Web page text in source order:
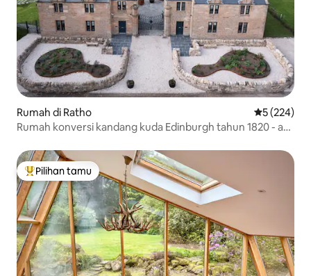
Rumah di Ratho Nilai rata-
5 (224)
Rumah konversi kandang kuda Edinburgh tahun 1820 - an
Pilihan tamu terpopuler
Pilihan tamu